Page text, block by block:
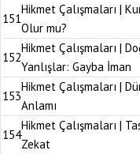
151
Hikmet Çalışmaları |
Olur mu?
152
Hikmet Çalışmaları |
Yanlışlar: Gayba İman
153
Hikmet Çalışmaları |
Anlamı
154
Hikmet Çalışmaları |
Zekat